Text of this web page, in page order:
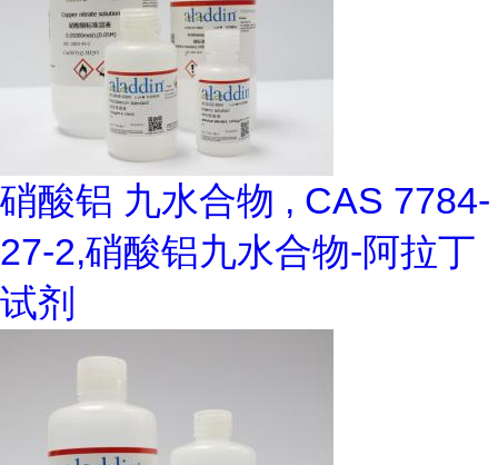
硝酸铝 九水合物 , CAS 7784-
27-2,硝酸铝九水合物-阿拉丁
试剂